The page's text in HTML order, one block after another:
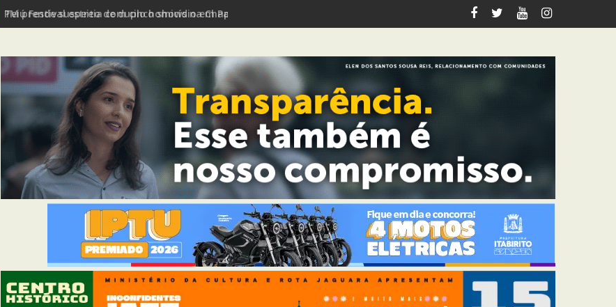
PM prende suspeito de duplo homicídio em Passagem de Mariana